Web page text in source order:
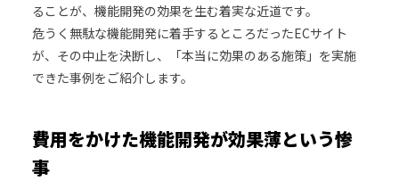
ることが、機能開発の効果を生む着実な近道です。
危うく無駄な機能開発に着手するところだったECサイト
が、その中止を決断し、「本当に効果のある施策」を実施
できた事例をご紹介します。
費用をかけた機能開発が効果薄という惨
事